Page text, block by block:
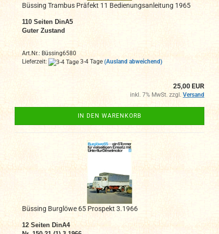
Büssing Trambus Präfekt 11 Bedienungsanleitung 1965
110 Seiten DinA5
Guter Zustand
Art.Nr.: Büssing6580
Lieferzeit:
3-4 Tage (Ausland abweichend)
25,00 EUR
inkl. 7% MwSt. zzgl. Versand
IN DEN WARENKORB
Büssing Burglöwe 65 Prospekt 3.1966
12Seiten DinA4